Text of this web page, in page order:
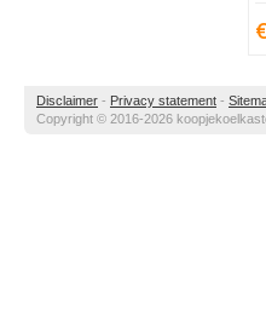
Disclaimer - Privacy statement -
Copyright © 2016-2026